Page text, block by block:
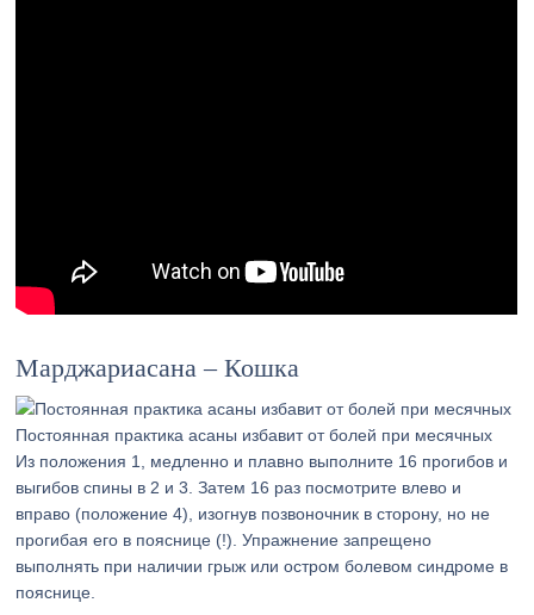
Марджариасана – Кошка
Постоянная практика асаны избавит от болей при месячных
Из положения 1, медленно и плавно выполните 16 прогибов и
выгибов спины в 2 и 3. Затем 16 раз посмотрите влево и
вправо (положение 4), изогнув позвоночник в сторону, но не
прогибая его в пояснице (!). Упражнение запрещено
выполнять при наличии грыж или остром болевом синдроме в
пояснице.